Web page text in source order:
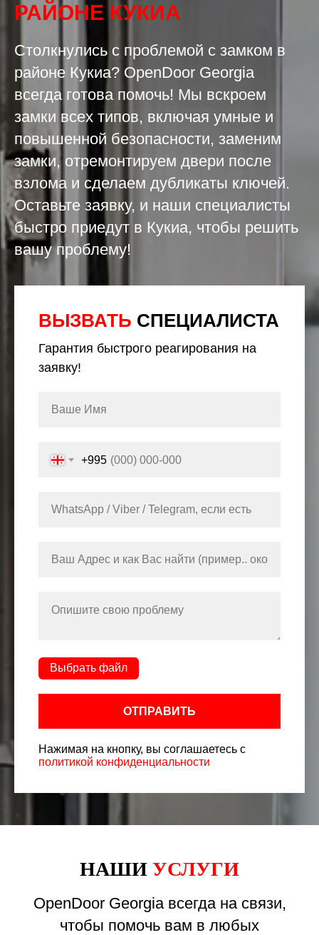
РАЙОНЕ КУКИА
Столкнулись с проблемой с замком в
районе Кукиа? OpenDoor Georgia
всегда готова помочь! Мы вскроем
замки всех типов, включая умные и
повышенной безопасности, заменим
замки, отремонтируем двери после
взлома и сделаем дубликаты ключей.
Оставьте заявку, и наши специалисты
быстро приедут в Кукиа, чтобы решить
вашу проблему!
ВЫЗВАТЬ СПЕЦИАЛИСТА
Гарантия быстрого реагирования на
заявку!
+995
Выбрать файл
ОТПРАВИТЬ
Нажимая на кнопку, вы соглашаетесь с
политикой конфиденциальности
НАШИ УСЛУГИ
OpenDoor Georgia всегда на связи,
чтобы помочь вам в любых